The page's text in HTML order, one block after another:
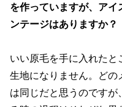
を作っていますが、ア
ンテージはありますか？
いい原毛を手に入れた
生地になりません。ど
は同じだと思うのです